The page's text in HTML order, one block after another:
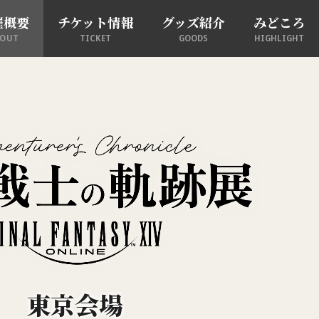
要 チケット情報
TICKET
グッズ紹介
GOODS
みどころ
HIGHLIGHT
東京会場